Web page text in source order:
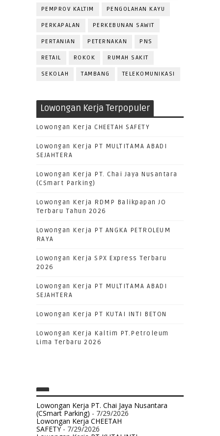
PEMPROV KALTIM PENGOLAHAN KAYU
PERKAPALAN PERKEBUNAN SAWIT
PERTANIAN PETERNAKAN PNS
RETAIL ROKOK RUMAH SAKIT
SEKOLAH TAMBANG TELEKOMUNIKASI
Lowongan Kerja Terpopuler
Lowongan Kerja CHEETAH SAFETY
Lowongan Kerja PT MULTITAMA ABADI
SEJAHTERA
Lowongan Kerja PT. Chai Jaya Nusantara
(CSmart Parking)
Lowongan Kerja RDMP Balikpapan JO
Terbaru Tahun 2026
Lowongan Kerja PT ANGKA PETROLEUM
RAYA
Lowongan Kerja SPX Express Terbaru
2026
Lowongan Kerja PT MULTITAMA ABADI
SEJAHTERA
Lowongan Kerja PT KUTAI INTI BETON
Lowongan Kerja Kaltim PT.Petroleum
Lima Terbaru 2026
Lowongan Kerja PT. Chai Jaya Nusantara
(CSmart Parking) - 7/29/2026
Lowongan Kerja CHEETAH
SAFETY- 7/29/2026